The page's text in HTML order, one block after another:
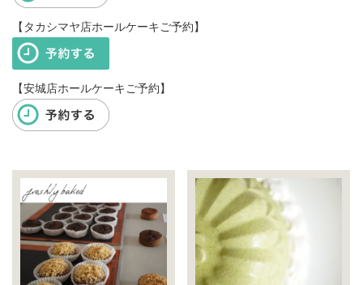
【タカシマヤ店ホールケーキご予約】
【安城店ホールケーキご予約】